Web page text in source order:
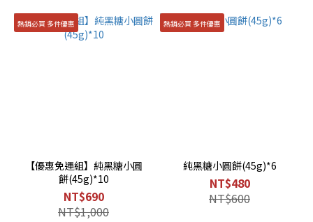
熱銷必買 多件優惠
【優惠免運組】純黑糖小圓
餅(45g)*10
NT$690
NT$1,000
熱銷必買 多件優惠
純黑糖小圓餅(45g)*6
NT$480
NT$600